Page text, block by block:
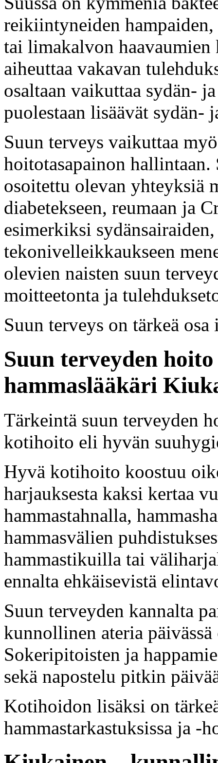
reikiintyneiden
tai limakalvon
aiheuttaa vakavan
osaltaan vaikuttaa sydän-
puolestaan lisäävät sydän-
Suun terveys vaikuttaa
hoitotasapainon
osoitettu olevan yhteyksiä
diabetekseen, reumaan ja
esimerkiksi
tekonivelleikkaukseen
olevien naisten suun
moitteetonta ja
Suun terveys on tärkeä
Suun terveyden
hammaslääkäri
Tärkeintä suun terveyden
kotihoito eli hyvän
Hyvä kotihoito koostuu
harjauksesta kaksi kertaa
hammastahnalla,
hammasvälien
hammastikuilla tai
ennalta ehkäisevistä
Suun terveyden kannalta
kunnollinen ateria
Sokeripitoisten ja
sekä napostelu pitkin
Kotihoidon lisäksi on
hammastarkastuksissa ja -